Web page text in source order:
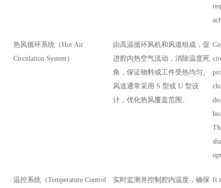
热风循环系统（Hot Air
Circulation System）
由高温循环风机和风道组成，促
进腔内热空气流动，消除温度死
角，保证物料或工件受热均匀。
风道通常采用 S 型或 U 型设
计，优化热风覆盖范围。
温控系统（Temperature Control
实时监测并控制腔内温度，确保 It